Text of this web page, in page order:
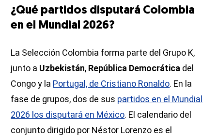
¿Qué partidos disputará Colombia
en el Mundial 2026?
La Selección Colombia forma parte del Grupo K,
junto a Uzbekistán, República Democrática del
Congo y la Portugal, de Cristiano Ronaldo. En la
fase de grupos, dos de sus partidos en el Mundial
2026 los disputará en México. El calendario del
conjunto dirigido por Néstor Lorenzo es el